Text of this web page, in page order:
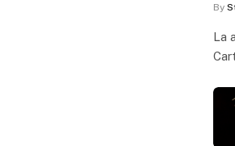
By
La